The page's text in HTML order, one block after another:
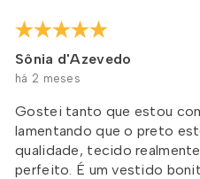
Sônia d'Azevedo
há 2 meses
Gostei tanto que estou
lamentando que o preto
qualidade, tecido
perfeito. É um vestido